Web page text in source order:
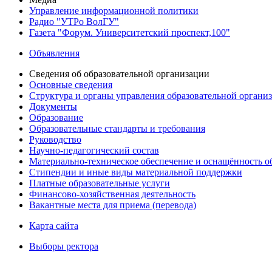
Управление информационной политики
Радио "УТРо ВолГУ"
Газета "Форум. Университетский проспект,100"
Объявления
Сведения об образовательной организации
Основные сведения
Структура и органы управления образовательной
Документы
Образование
Образовательные стандарты и требования
Руководство
Научно-педагогический состав
Материально-техническое обеспечение и оснащённость
Стипендии и иные виды материальной поддержки
Платные образовательные услуги
Финансово-хозяйственная деятельность
Вакантные места для приема (перевода)
Карта сайта
Выборы ректора